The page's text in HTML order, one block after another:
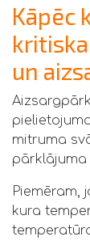
Kāpēc
un
mitruma
pārklājuma
Piemēram,
kura